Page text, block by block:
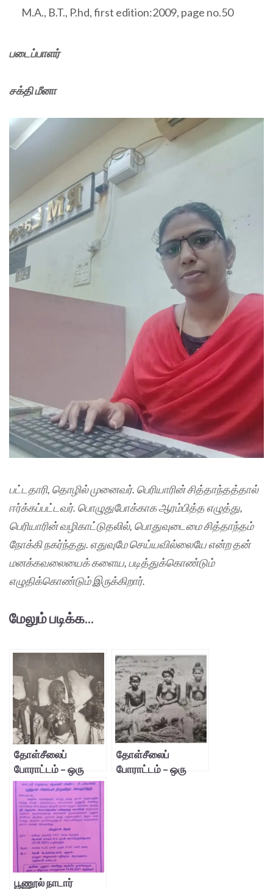
M.A., B.T., P.hd, first edition:2009, page no.50
படைப்பாளர்
சக்தி மீனா
பட்டதாரி, தொழில் முனைவர். பெரியாரின் சித்தாந்தத்தால்
ஈர்க்கப்பட்டவர். பொழுதுபோக்காக ஆரம்பித்த எழுத்து,
பெரியாரின் வழிகாட்டுதலில், பொதுவுடைமை சித்தாந்தம்
நோக்கி நகர்ந்தது. எதுவுமே செய்யவில்லையே என்ற தன்
மனக்கவலையைக் களைய, படித்துக்கொண்டும்
எழுதிக்கொண்டும் இருக்கிறார்.
மேலும் படிக்க...
தோள்சீலைப்
போராட்டம் – ஒரு
நினைவூட்டல் – 2
தோள்சீலைப்
போராட்டம் – ஒரு
பூணூல் நாடார்